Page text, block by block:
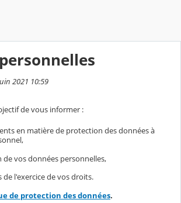
2021 10:59
de vous informer :
en matière de protection des données à
de vos données personnelles,
de l'exercice de vos droits.
de protection des données.